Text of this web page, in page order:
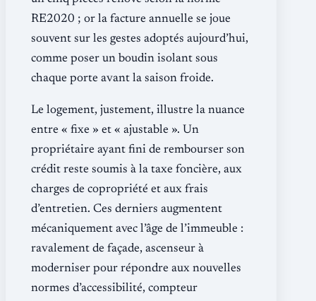
RE2020 ; or la facture annuelle se joue
souvent sur les gestes adoptés aujourd’hui,
comme poser un boudin isolant sous
chaque porte avant la saison froide.
Le logement, justement, illustre la nuance
entre « fixe » et « ajustable ». Un
propriétaire ayant fini de rembourser son
crédit reste soumis à la taxe foncière, aux
charges de copropriété et aux frais
d’entretien. Ces derniers augmentent
mécaniquement avec l’âge de l’immeuble :
ravalement de façade, ascenseur à
moderniser pour répondre aux nouvelles
normes d’accessibilité, compteur